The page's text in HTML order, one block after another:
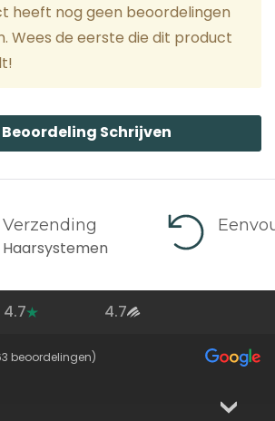
heeft nog geen beoordelingen
Wees de eerste die dit product
Beoordeling Schrijven
4.7 4.7
beoordelingen)